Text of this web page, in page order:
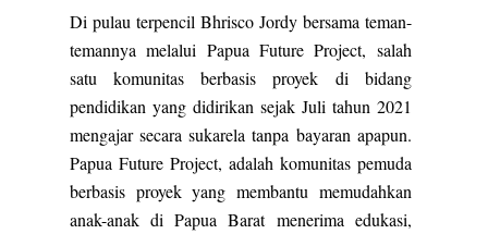
Di pulau terpencil Bhrisco Jordy bersama teman-
temannya melalui Papua Future Project, salah
satu komunitas berbasis proyek di bidang
pendidikan yang didirikan sejak Juli tahun 2021
mengajar secara sukarela tanpa bayaran apapun.
Papua Future Project, adalah komunitas pemuda
berbasis proyek yang membantu memudahkan
anak-anak di Papua Barat menerima edukasi,